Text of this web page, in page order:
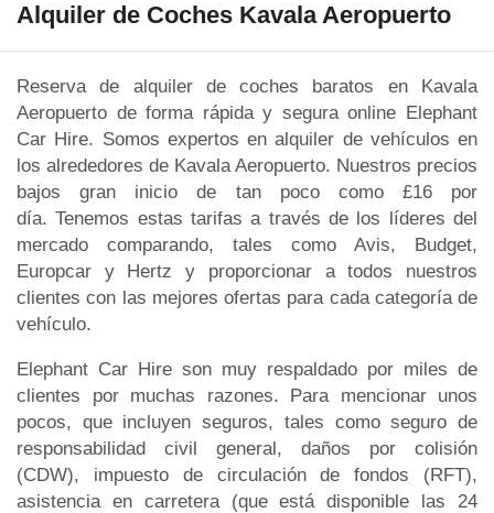
Alquiler de Coches Kavala Aeropuerto
Reserva de alquiler de coches baratos en Kavala
Aeropuerto de forma rápida y segura online Elephant
Car Hire. Somos expertos en alquiler de vehículos en
los alrededores de Kavala Aeropuerto. Nuestros precios
bajos gran inicio de tan poco como £16 por
día. Tenemos estas tarifas a través de los líderes del
mercado comparando, tales como Avis, Budget,
Europcar y Hertz y proporcionar a todos nuestros
clientes con las mejores ofertas para cada categoría de
vehículo.
Elephant Car Hire son muy respaldado por miles de
clientes por muchas razones. Para mencionar unos
pocos, que incluyen seguros, tales como seguro de
responsabilidad civil general, daños por colisión
(CDW), impuesto de circulación de fondos (RFT),
asistencia en carretera (que está disponible las 24